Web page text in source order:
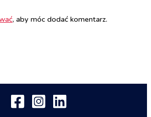
, aby móc dodać komentarz.